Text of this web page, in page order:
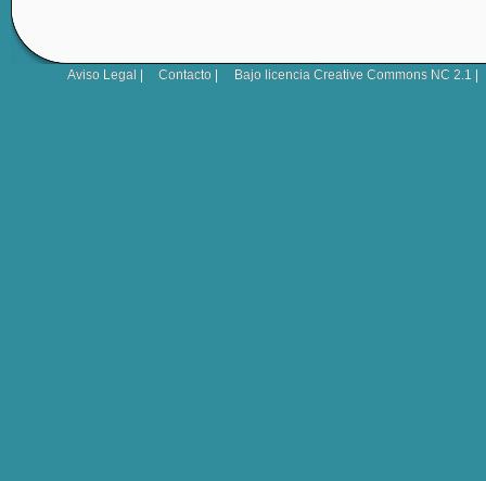
Aviso Legal Contacto Bajo licencia Creative Commons NC 2.1